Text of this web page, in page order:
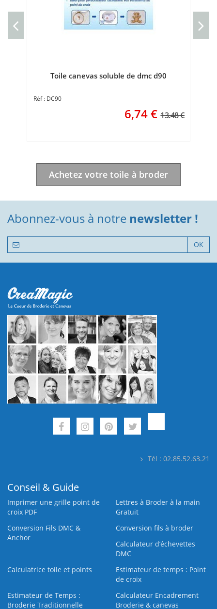
Toile canevas soluble de dmc d90
DC90
6,74€ 13.48 €
Achetez votre toile à broder
Abonnez-vous à notre newsletter !
OK
Tél : 02.85.52.63.21
Conseil & Guide
Imprimer une grille point de
croix PDF
Lettres à Broder à la main
Gratuit
Conversion Fils DMC &
Anchor
Conversion fils à broder
Calculateur d’échevettes
DMC
Calculatrice toile et points
Estimateur de temps : Point
de croix
Estimateur de Temps :
Broderie Traditionnelle
Calculateur Encadrement
Broderie & canevas